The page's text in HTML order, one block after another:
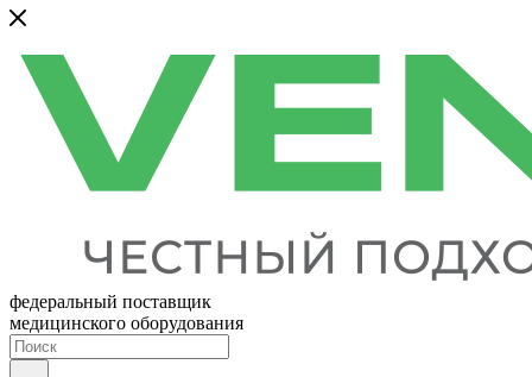
федеральный поставщик
медицинского оборудования